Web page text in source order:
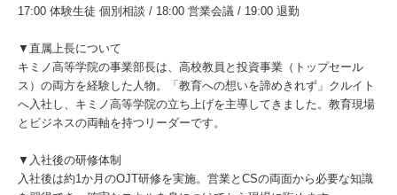
17:00 体験生徒 個別相談 / 18:00 営業会議 / 19:00 退勤
▼直属上長について
キミノ高等学院の事業部長は、高校教員と投資事業（トップセール
ス）の両方を経験した人物。「教育への想いを諦めきれず」クルイト
へ入社し、キミノ高等学院の立ち上げを主導してきました。教育現場
とビジネスの両軸を持つリーダーです。
▼入社後の研修体制
入社後は約1か月のOJT研修を実施。営業とCSの両面から必要な知識